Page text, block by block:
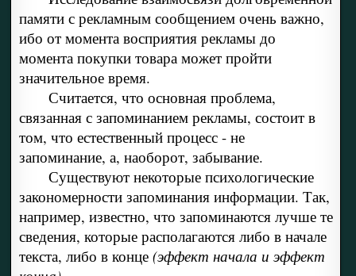
памяти с рекламным сообщением очень важно,
ибо от момента восприятия рекламы до
момента покупки товара может пройти
значительное время.
Считается, что основная проблема,
связанная с запоминанием рекламы, состоит в
том, что естественный процесс - не
запоминание, а, наоборот, забывание.
Существуют некоторые психологические
закономерности запоминания информации. Так,
например, известно, что запоминаются лучше те
сведения, которые располагаются либо в начале
текста, либо в конце (эффект начала и эффект